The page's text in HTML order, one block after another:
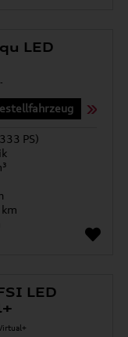
LED
PS)
LED